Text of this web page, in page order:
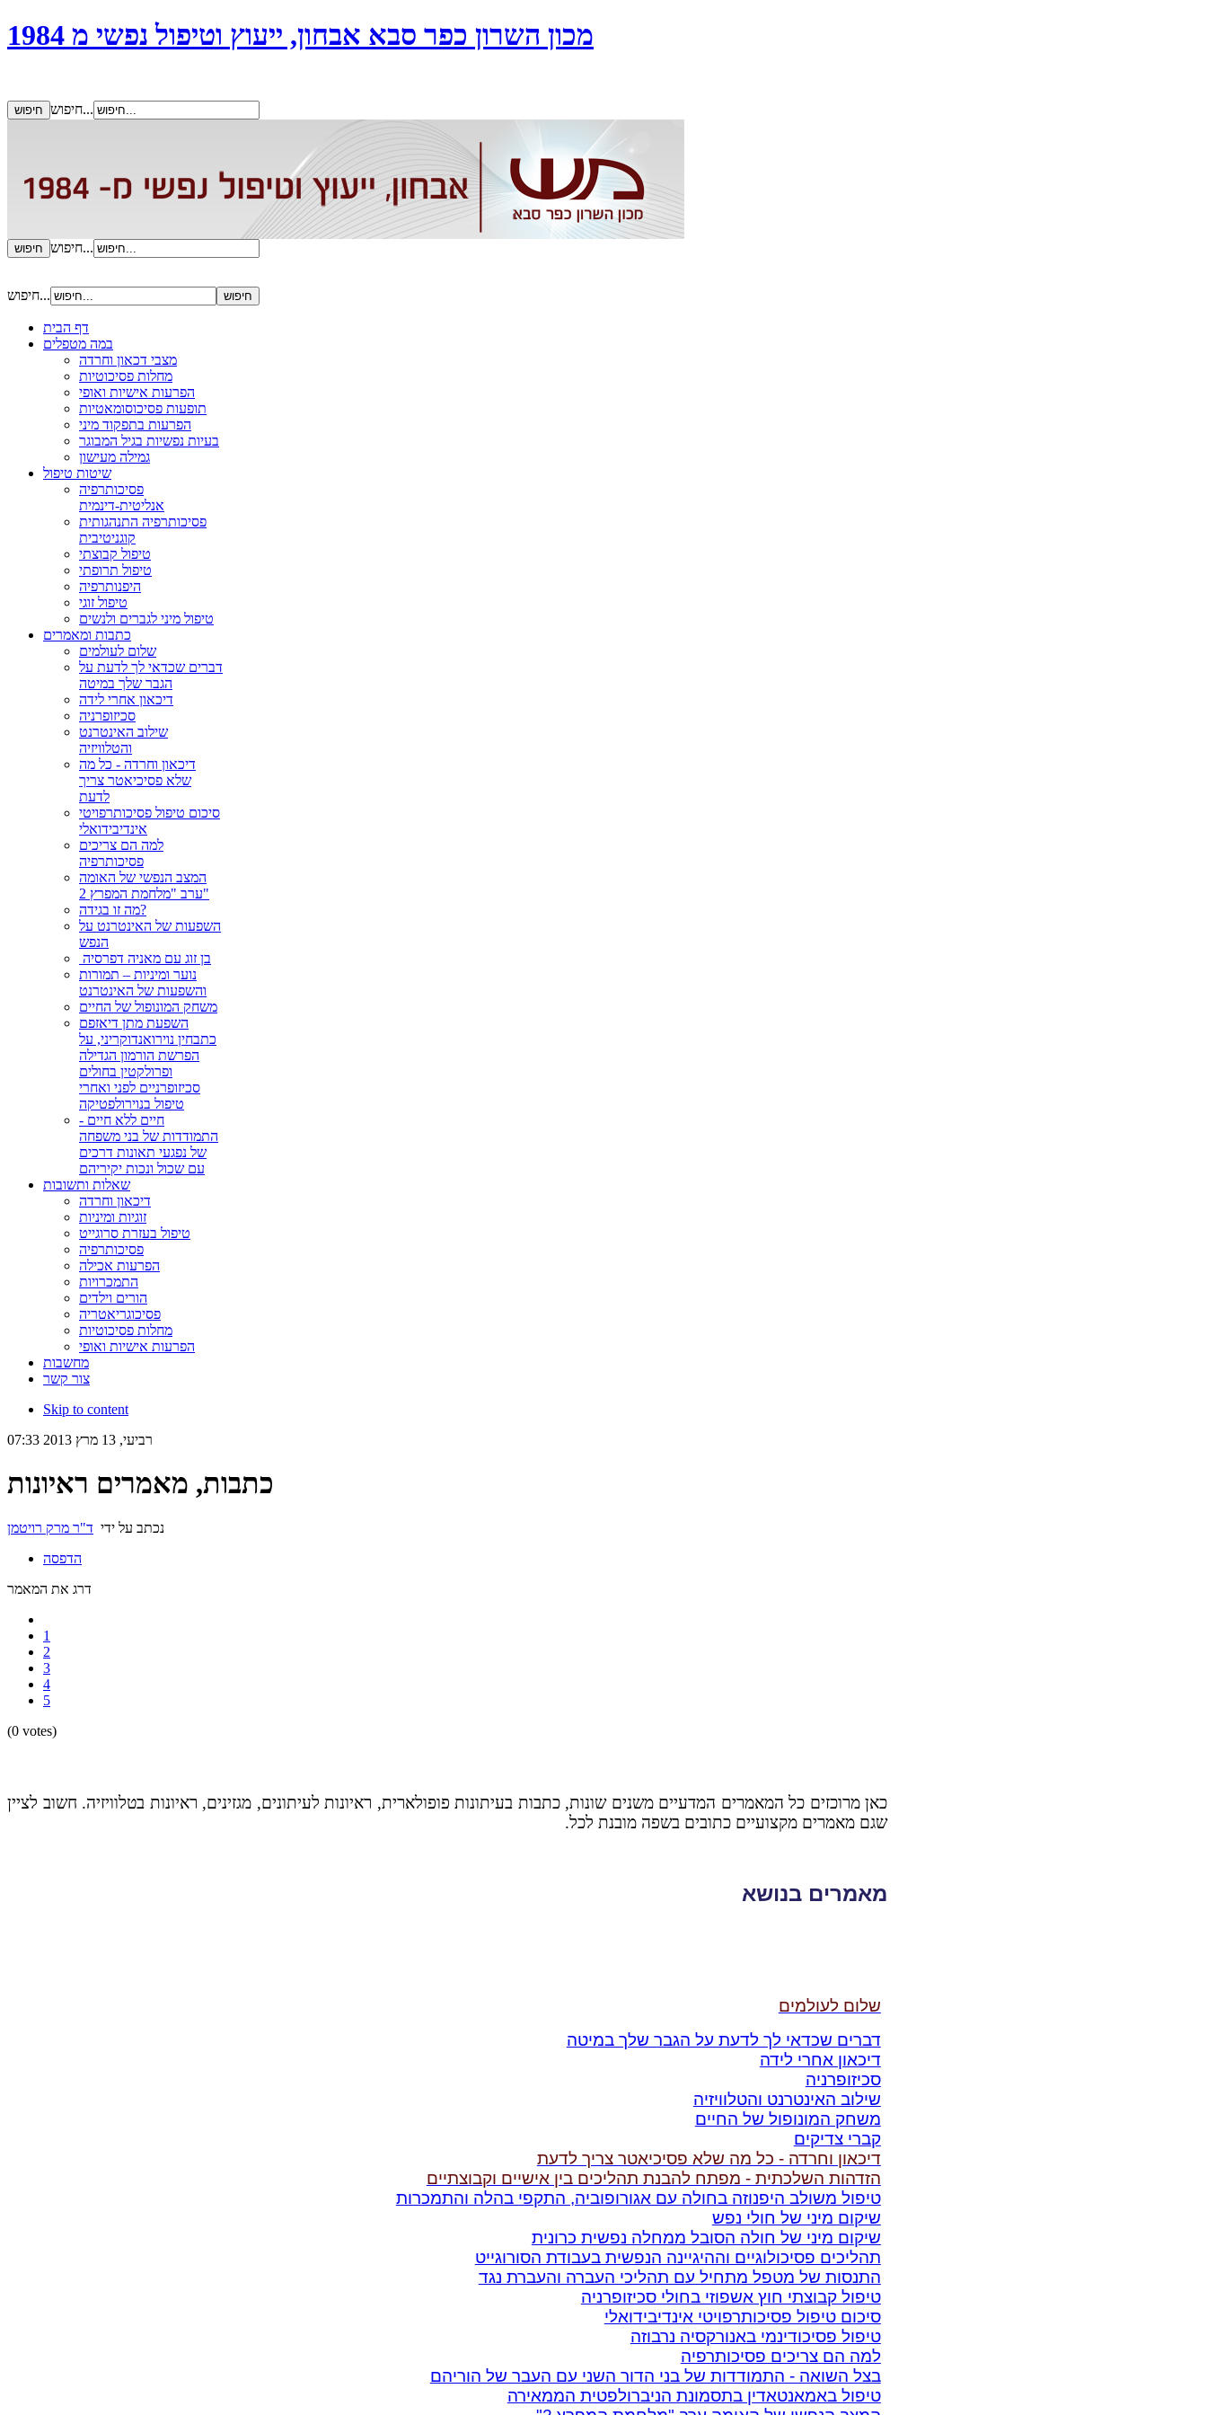
מכון השרון כפר סבא אבחון, ייעוץ וטיפול נפשי מ 1984
חיפוש...
חיפוש...
חיפוש...
דף הבית
במה מטפלים
מצבי דכאון וחרדה
מחלות פסיכוטיות
הפרעות אישיות ואופי
תופעות פסיכוסומאטיות
הפרעות בתפקוד מיני
בעיות נפשיות בגיל המבוגר
גמילה מעישון
שיטות טיפול
פסיכותרפיה
אנליטית-דינמית
פסיכותרפיה התנהגותית
קוגניטיבית
טיפול קבוצתי
טיפול תרופתי
היפנותרפיה
טיפול זוגי
טיפול מיני לגברים ולנשים
כתבות ומאמרים
שלום לעולמים
דברים שכדאי לך לדעת על
הגבר שלך במיטה
דיכאון אחרי לידה
סכיזופרניה
שילוב האינטרנט
והטלוויזיה
דיכאון וחרדה - כל מה
שלא פסיכיאטר צריך
לדעת
סיכום טיפול פסיכותרפויטי
אינדיבידואלי
למה הם צריכים
פסיכותרפיה
המצב הנפשי של האומה
ערב "מלחמת המפרץ 2"
מה זו בגידה?
השפעות של האינטרנט על
הנפש
בן זוג עם מאניה דפרסיה ‏
נוער ומיניות – תמורות
והשפעות של האינטרנט
משחק המונופול של החיים
השפעת מתן דיאזפם
כתבחין נוירואנדוקריני, על
הפרשת הורמון הגדילה
ופרולקטין בחולים
סכיזופרניים לפני ואחרי
טיפול בנוירולפטיקה
חיים ללא חיים -
התמודדות של בני משפחה
של נפגעי תאונות דרכים
עם שכול ונכות יקיריהם
שאלות ותשובות
דיכאון וחרדה
זוגיות ומיניות
טיפול בעזרת סרוגייט
פסיכותרפיה
הפרעות אכילה
התמכרויות
הורים וילדים
פסיכוגריאטריה
מחלות פסיכוטיות
הפרעות אישיות ואופי
מחשבות
צור קשר
Skip to content
רביעי, 13 מרץ 2013 07:33
כתבות, מאמרים ראיונות
נכתב על ידי ד"ר מרק רויטמן
הדפסה
דרג את המאמר
1
2
3
4
5
(0 votes)
כאן מרוכזים כל המאמרים המדעיים משנים שונות, כתבות בעיתונות פופולארית, ראיונות לעיתונים, מגזינים, ראיונות בטלוויזיה. חשוב לציין
שגם מאמרים מקצועיים כתובים בשפה מובנת לכל.
מאמרים בנושא
שלום לעולמים
דברים שכדאי לך לדעת על הגבר שלך במיטה
דיכאון אחרי לידה
סכיזופרניה
שילוב האינטרנט והטלוויזיה
משחק המונופול של החיים
קברי צדיקים
דיכאון וחרדה - כל מה שלא פסיכיאטר צריך לדעת
הזדהות השלכתית - מפתח להבנת תהליכים בין אישיים וקבוצתיים
טיפול משולב היפנוזה בחולה עם אגורופוביה, התקפי בהלה והתמכרות
שיקום מיני של חולי נפש
שיקום מיני של חולה הסובל ממחלה נפשית כרונית
תהליכים פסיכולוגיים וההיגיינה הנפשית בעבודת הסורוגייט
התנסות של מטפל מתחיל עם תהליכי העברה והעברת נגד
טיפול קבוצתי חוץ אשפוזי בחולי סכיזופרניה
סיכום טיפול פסיכותרפויטי אינדיבידואלי
טיפול פסיכודינמי באנורקסיה נרבוזה
למה הם צריכים פסיכותרפיה
בצל השואה - התמודדות של בני הדור השני עם העבר של הוריהם
טיפול באמאנטאדין בתסמונת הניברולפטית הממאירה